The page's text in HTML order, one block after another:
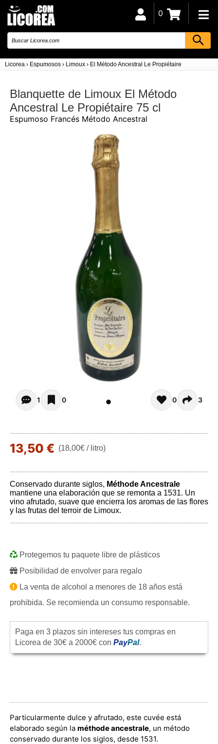
Licorea › Espumosos › Limoux › El Método Ancestral Le Propiétaire
0
Blanquette de Limoux El Método
Ancestral Le Propiétaire 75 cl
Espumoso Francés Método Ancestral
Opiniones de clientes (1)
1 0 0 3
13,50 € (18,00€ / litro)
Conservado durante siglos, Méthode Ancestrale
mantiene una elaboración que se remonta a 1531. Un
vino afrutado, suave que encierra los aromas de las flores
y las frutas del terroir de Limoux.
Protegemos tu paquete libre de plásticos
Posibilidad de envolver para regalo
La venta de alcohol a menores de 18 años está
prohibida. Se recomienda un consumo responsable.
Paga en 3 plazos sin intereses tus compras en
Licorea de 30€ a 2000€ con PayPal.
Particularmente dulce y afrutado, este cuvée está
elaborado según la méthode ancestrale, un método
conservado durante los siglos, desde 1531.